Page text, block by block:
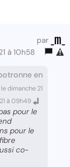
par _m_
à 10h58
en
le dimanche 21
à 09h49
pour le
pour le
co-